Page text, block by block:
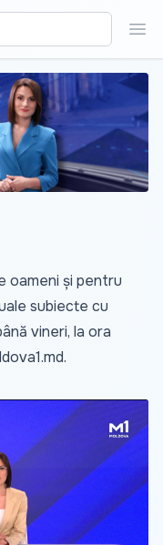
oameni și pentru
subiecte cu
vineri, la ora
.